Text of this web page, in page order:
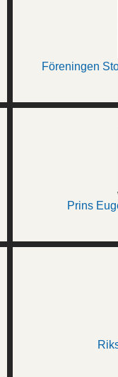
Föreningen
Prins